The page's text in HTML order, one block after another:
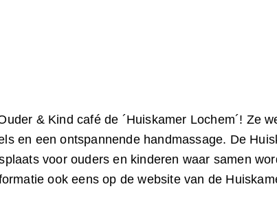
& Kind café de ´Huiskamer Lochem´! Ze
en een ontspannende handmassage. De
voor ouders en kinderen waar samen
ook eens op de website van de